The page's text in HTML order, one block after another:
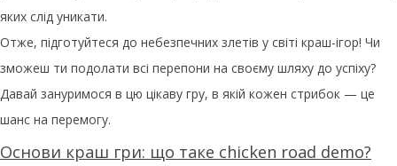
яких слід уникати.
Отже, підготуйтеся до небезпечних злетів у світі краш-ігор! Чи
зможеш ти подолати всі перепони на своєму шляху до успіху?
Давай зануримося в цю цікаву гру, в якій кожен стрибок — це
шанс на перемогу.
Основи краш гри: що таке chicken road demo?